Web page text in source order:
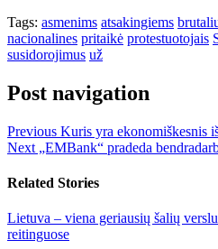
Tags: asmenims atsakingiems
nacionalines pritaikė protestuotojais
susidorojimus už
Post navigation
Previous Kuris yra ekonomiškesnis
Next „EMBank“ pradeda
Related Stories
Lietuva – viena geriausių šalių
reitinguose